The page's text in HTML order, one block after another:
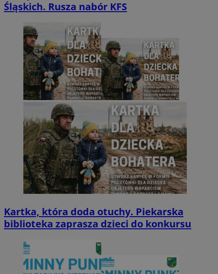
Śląskich. Rusza nabór KFS
Kartka, która doda otuchy. Piekarska
biblioteka zaprasza dzieci do konkursu